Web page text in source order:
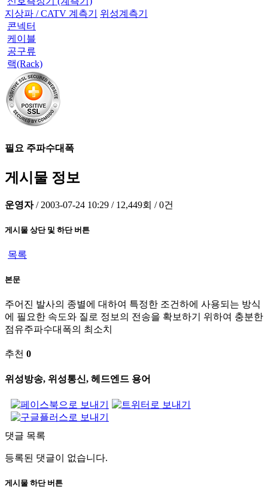
지상파 / CATV 계측기
위성계측기
콘넥터
케이블
공구류
랙(Rack)
필요 주파수대폭
게시물 정보
운영자 / 2003-07-24 10:29 / 12,449회 / 0건
게시물 상단 및 하단 버튼
목록
본문
주어진 발사의 종별에 대하여 특정한 조건하에 사용되는 방식
에 필요한 속도와 질로 정보의 전송을 확보하기 위하여 충분한
점유주파수대폭의 최소치
추천 0
위성방송, 위성통신, 헤드엔드 용어
댓글 목록
등록된 댓글이 없습니다.
게시물 하단 버튼